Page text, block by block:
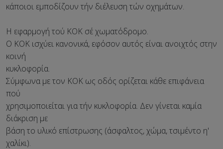
κάποιοι εμποδίζουν τήν διέλευση τών οχημάτων.
Η εφαρμογή τού ΚΟΚ σέ χωματόδρομο.
Ο ΚΟΚ ισχύει κανονικά, εφόσον αυτός είναι ανοιχτός στην
κοινή
κυκλοφορία.
Σύμφωνα με τον ΚΟΚ ως οδός ορίζεται κάθε επιφάνεια
πού
χρησιμοποιείται για τήν κυκλοφορία. Δεν γίνεται καμία
διάκριση με
βάση το υλικό επίστρωσης (άσφαλτος, χώμα, τσιμέντο η'
χαλίκι).